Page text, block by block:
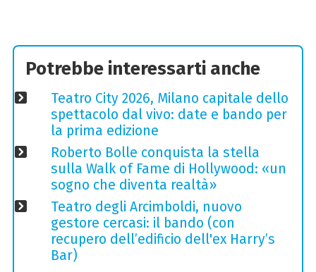
Potrebbe interessarti anche
Teatro City 2026, Milano capitale dello
spettacolo dal vivo: date e bando per
la prima edizione
Roberto Bolle conquista la stella
sulla Walk of Fame di Hollywood: «un
sogno che diventa realtà»
Teatro degli Arcimboldi, nuovo
gestore cercasi: il bando (con
recupero dell’edificio dell'ex Harry’s
Bar)